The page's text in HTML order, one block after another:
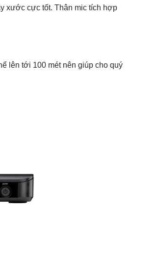
xước cực tốt. Thân mic tích hợp
lên tới 100 mét nên giúp cho quý